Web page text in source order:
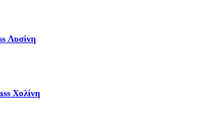
Λυσίνη
Χολίνη